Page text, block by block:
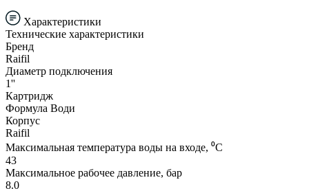
Характеристики
Технические характеристики
Бренд
Raifil
Диаметр подключения
1''
Картридж
Формула Води
Корпус
Raifil
Максимальная температура воды на входе, ⁰С
43
Максимальное рабочее давление, бар
8.0